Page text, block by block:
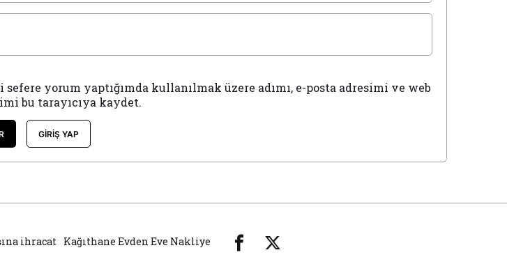
sefere yorum yaptığımda kullanılmak üzere adımı, e-posta adresimi ve web
bu tarayıcıya kaydet.
GIRIŞ YAP
ihracat Kağıthane Evden Eve Nakliye